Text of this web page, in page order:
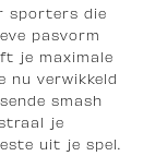
sporters die
pasvorm
je maximale
nu verwikkeld
smash
je
uit je spel.